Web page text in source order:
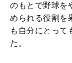
のもとで野球を
められる役割を
も自分にとって
た。